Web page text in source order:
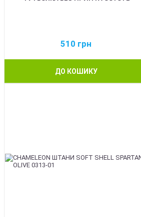
510 грн
ДО КОШИКУ